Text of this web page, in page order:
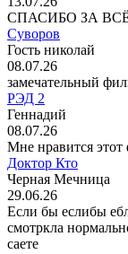
СПАСИБО ЗА
Суворов
Гость николай
08.07.26
замечательный
РЭД 2
Геннадий
08.07.26
Мне нравится
Доктор Кто
Черная Мечница
29.06.26
Если бы еслибы
смотркла
саете